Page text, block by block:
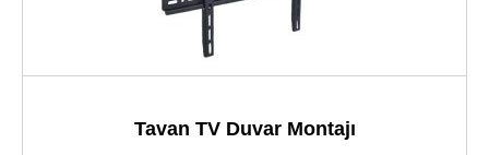
Tavan TV Duvar Montajı